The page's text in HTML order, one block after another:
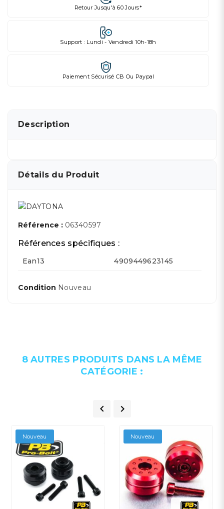
Retour Jusqu'à 60 Jours*
Support : Lundi - Vendredi 10h-18h
Paiement Sécurisé CB Ou Paypal
Description
Détails du Produit
Référence : 06340597
Références spécifiques :
Ean13 4909449623145
Condition Nouveau
8 AUTRES PRODUITS DANS LA MÊME
CATÉGORIE :
 
Nouveau Nouveau